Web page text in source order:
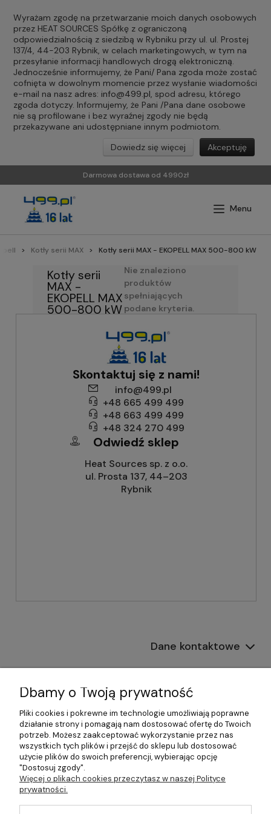
Wyrażam zgodę na przetwarzanie moich danych osobowych
przez HEAT SOURCES Spółkę z ograniczoną
odpowiedzialnością z siedzibą w Rybniku przy ul. ul. Prostej
137/4, 44-203 Rybnik, w celach marketingowych, w tym na
przesyłanie informacji handlowych drogą elektroniczną.
Jednocześnie informujemy, że Pani/ Pana zgoda może zostać
cofnięta w dowolnym momencie przez wysłanie wiadomości
e-mail na nasz adres: info@499.pl, spod adresu, którego
zgoda dotyczy. Informujemy, że Pani /Pana dane osobowe
nie są profilowane i bez wyraźnej zgody nie będą
przekazywane ani udostępniane innym podmiotom.
Akceptuję
Dowiedz się więcej
Darmowa dostawa od 4990zł
Kotły serii MAX Kotły serii MAX - EKOPELL MAX 500-800 kW
Kotły serii
MAX -
EKOPELL MAX
500-800 kW
Nie znaleziono
produktów
spełniających
podane kryteria.
Skontaktuj się z nami!
info@499.pl
+48 665 499 499
+48 663 499 499
+48 324 270 499
Odwiedź sklep
Heat Sources sp. z o.o.
ul. Prosta 137, 44–203
Rybnik
Dane kontaktowe
Informacje
Płatności i dostawa
Pomoc
Moje konto
©2026 Wszelkie Prawa Zastrzeżone | 499.pl - najlepszy sklep z
Dbamy o Twoją prywatność
Pliki cookies i pokrewne im technologie umożliwiają poprawne
działanie strony i pomagają nam dostosować ofertę do Twoich
potrzeb. Możesz zaakceptować wykorzystanie przez nas
wszystkich tych plików i przejść do sklepu lub dostosować
użycie plików do swoich preferencji, wybierając opcję
"Dostosuj zgody".
Więcej o plikach cookies przeczytasz w naszej Polityce
prywatności.